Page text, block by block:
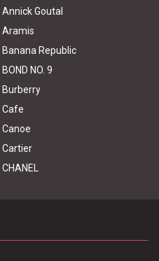
Annick Goutal
Aramis
Banana Republic
BOND NO. 9
Burberry
Cafe
Canoe
Cartier
CHANEL